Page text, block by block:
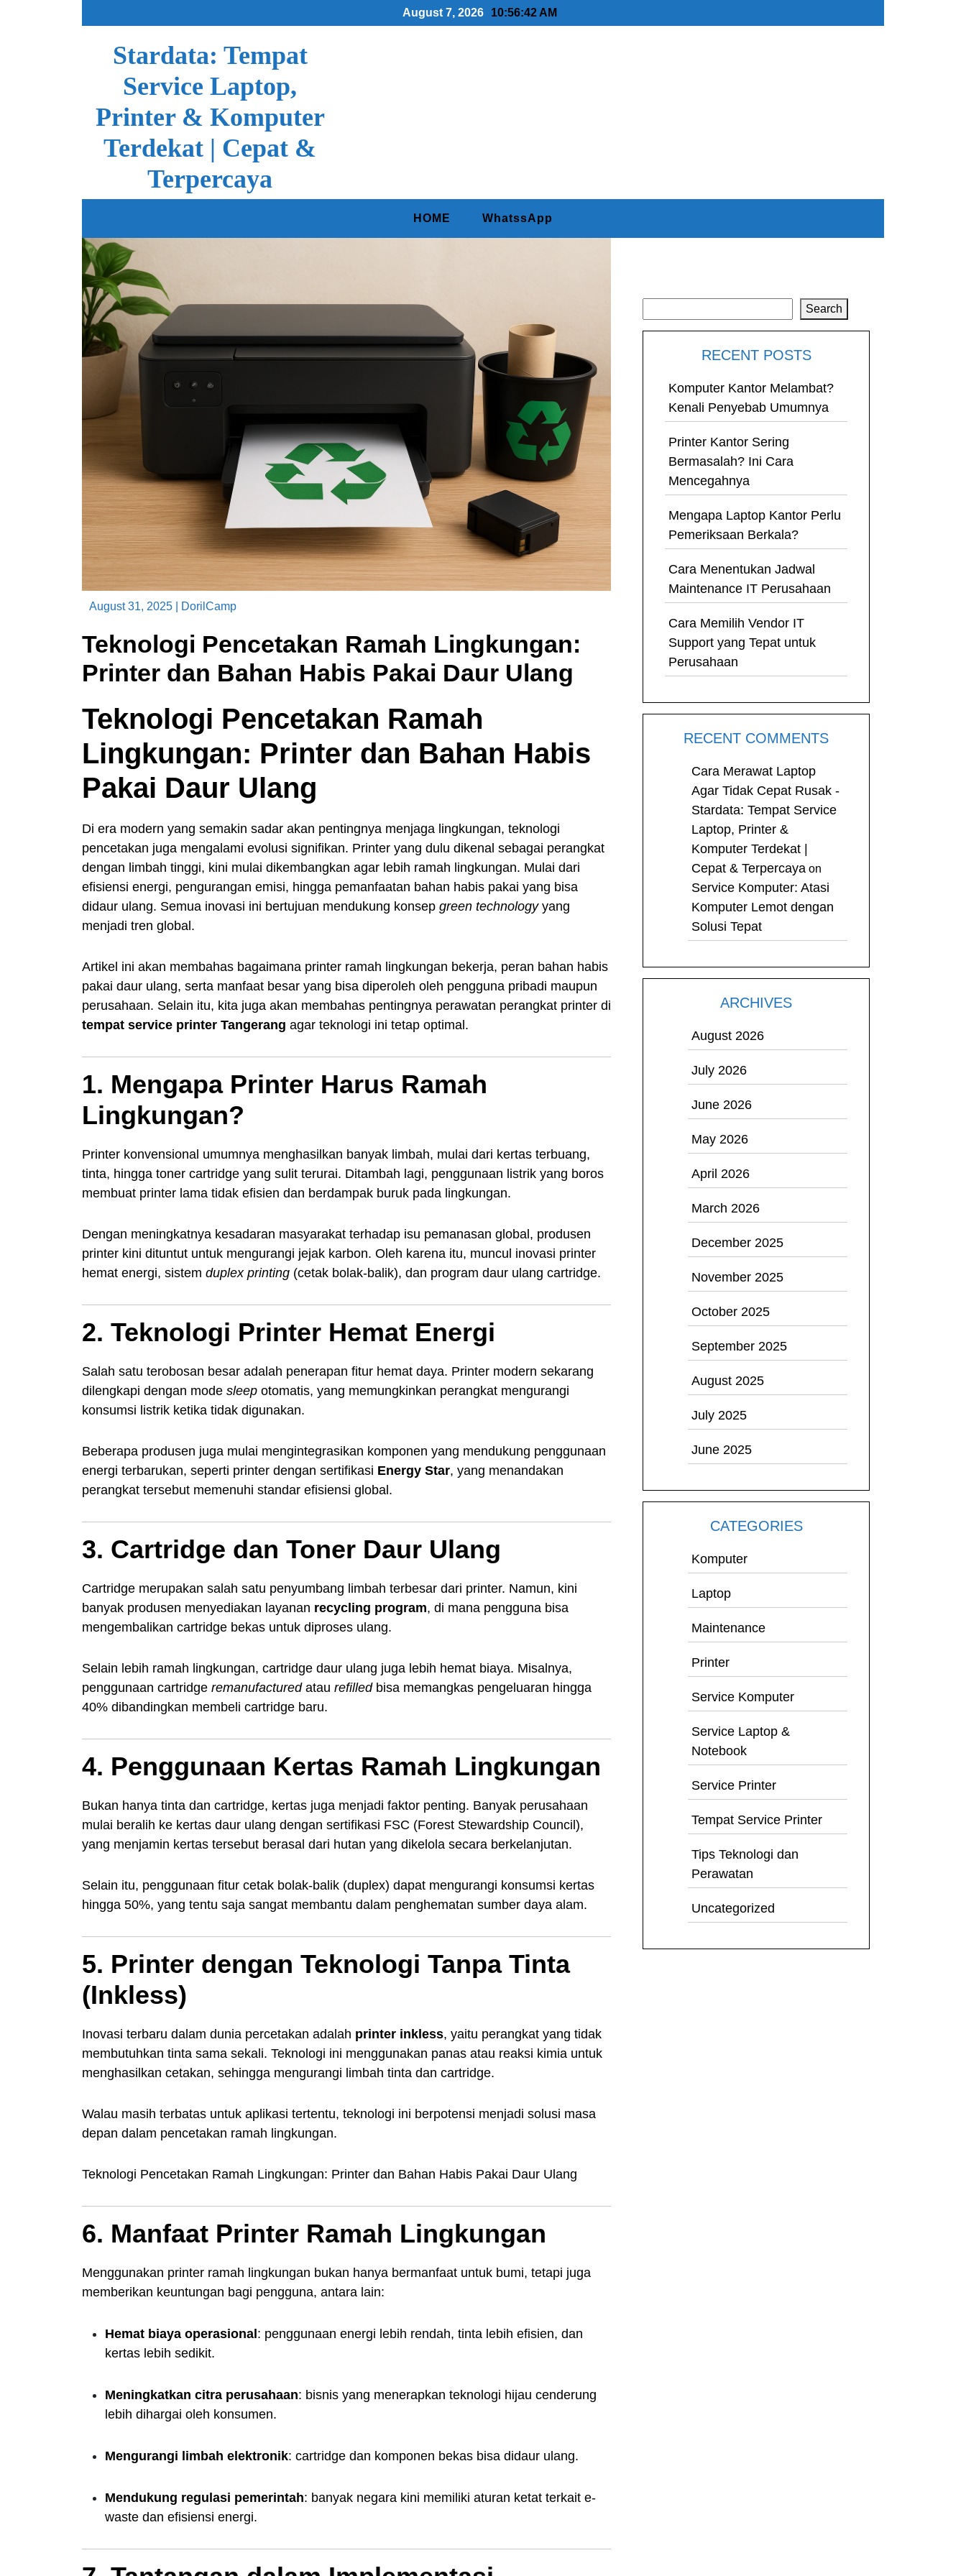
August 7, 2026 10:56:43 AM
Stardata: Tempat
Service Laptop,
Printer & Komputer
Terdekat | Cepat &
Terpercaya
HOME WhatssApp
August 31, 2025 DorilCamp
Teknologi Pencetakan Ramah Lingkungan:
Printer dan Bahan Habis Pakai Daur Ulang
Teknologi Pencetakan Ramah
Lingkungan: Printer dan Bahan Habis
Pakai Daur Ulang
Di era modern yang semakin sadar akan pentingnya menjaga lingkungan, teknologi
pencetakan juga mengalami evolusi signifikan. Printer yang dulu dikenal sebagai perangkat
dengan limbah tinggi, kini mulai dikembangkan agar lebih ramah lingkungan. Mulai dari
efisiensi energi, pengurangan emisi, hingga pemanfaatan bahan habis pakai yang bisa
didaur ulang. Semua inovasi ini bertujuan mendukung konsep green technologyyang
menjadi tren global.
Artikel ini akan membahas bagaimana printer ramah lingkungan bekerja, peran bahan habis
pakai daur ulang, serta manfaat besar yang bisa diperoleh oleh pengguna pribadi maupun
perusahaan. Selain itu, kita juga akan membahas pentingnya perawatan perangkat printer di
tempat service printer Tangerang agar teknologi ini tetap optimal.
1. Mengapa Printer Harus Ramah
Lingkungan?
Printer konvensional umumnya menghasilkan banyak limbah, mulai dari kertas terbuang,
tinta, hingga toner cartridge yang sulit terurai. Ditambah lagi, penggunaan listrik yang boros
membuat printer lama tidak efisien dan berdampak buruk pada lingkungan.
Dengan meningkatnya kesadaran masyarakat terhadap isu pemanasan global, produsen
printer kini dituntut untuk mengurangi jejak karbon. Oleh karena itu, muncul inovasi printer
hemat energi, sistem duplex printing (cetak bolak-balik), dan program daur ulang cartridge.
2. Teknologi Printer Hemat Energi
Salah satu terobosan besar adalah penerapan fitur hemat daya. Printer modern sekarang
dilengkapi dengan mode sleep otomatis, yang memungkinkan perangkat mengurangi
konsumsi listrik ketika tidak digunakan.
Beberapa produsen juga mulai mengintegrasikan komponen yang mendukung penggunaan
energi terbarukan, seperti printer dengan sertifikasi Energy Star, yang menandakan
perangkat tersebut memenuhi standar efisiensi global.
3. Cartridge dan Toner Daur Ulang
Cartridge merupakan salah satu penyumbang limbah terbesar dari printer. Namun, kini
banyak produsen menyediakan layanan recycling program, di mana pengguna bisa
mengembalikan cartridge bekas untuk diproses ulang.
Selain lebih ramah lingkungan, cartridge daur ulang juga lebih hemat biaya. Misalnya,
penggunaan cartridge remanufacturedatau refilledbisa memangkas pengeluaran hingga
40% dibandingkan membeli cartridge baru.
4. Penggunaan Kertas Ramah Lingkungan
Bukan hanya tinta dan cartridge, kertas juga menjadi faktor penting. Banyak perusahaan
mulai beralih ke kertas daur ulang dengan sertifikasi FSC (Forest Stewardship Council),
yang menjamin kertas tersebut berasal dari hutan yang dikelola secara berkelanjutan.
Selain itu, penggunaan fitur cetak bolak-balik (duplex) dapat mengurangi konsumsi kertas
hingga 50%, yang tentu saja sangat membantu dalam penghematan sumber daya alam.
5. Printer dengan Teknologi Tanpa Tinta
(Inkless)
Inovasi terbaru dalam dunia percetakan adalah printer inkless, yaitu perangkat yang tidak
membutuhkan tinta sama sekali. Teknologi ini menggunakan panas atau reaksi kimia untuk
menghasilkan cetakan, sehingga mengurangi limbah tinta dan cartridge.
Walau masih terbatas untuk aplikasi tertentu, teknologi ini berpotensi menjadi solusi masa
depan dalam pencetakan ramah lingkungan.
Teknologi Pencetakan Ramah Lingkungan: Printer dan Bahan Habis Pakai Daur Ulang
6. Manfaat Printer Ramah Lingkungan
Menggunakan printer ramah lingkungan bukan hanya bermanfaat untuk bumi, tetapi juga
memberikan keuntungan bagi pengguna, antara lain:
Hemat biaya operasional: penggunaan energi lebih rendah, tinta lebih efisien, dan
kertas lebih sedikit.
Meningkatkan citra perusahaan: bisnis yang menerapkan teknologi hijau cenderung
lebih dihargai oleh konsumen.
Mengurangi limbah elektronik: cartridge dan komponen bekas bisa didaur ulang.
Mendukung regulasi pemerintah: banyak negara kini memiliki aturan ketat terkait e-
waste dan efisiensi energi.
Search
RECENT POSTS
Komputer Kantor Melambat?
Kenali Penyebab Umumnya
Printer Kantor Sering
Bermasalah? Ini Cara
Mencegahnya
Mengapa Laptop Kantor Perlu
Pemeriksaan Berkala?
Cara Menentukan Jadwal
Maintenance IT Perusahaan
Cara Memilih Vendor IT
Support yang Tepat untuk
Perusahaan
RECENT COMMENTS
Cara Merawat Laptop
Agar Tidak Cepat Rusak -
Stardata: Tempat Service
Laptop, Printer &
Komputer Terdekat |
Cepat & Terpercaya on
Service Komputer: Atasi
Komputer Lemot dengan
Solusi Tepat
ARCHIVES
August 2026
July 2026
June 2026
May 2026
April 2026
March 2026
December 2025
November 2025
October 2025
September 2025
August 2025
July 2025
June 2025
CATEGORIES
Komputer
Laptop
Maintenance
Printer
Service Komputer
Service Laptop &
Notebook
Service Printer
Tempat Service Printer
Tips Teknologi dan
Perawatan
Uncategorized